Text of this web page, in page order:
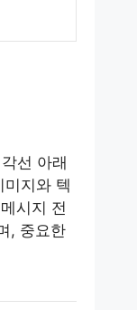
선 아래
지와 텍
시지 전
, 중요한